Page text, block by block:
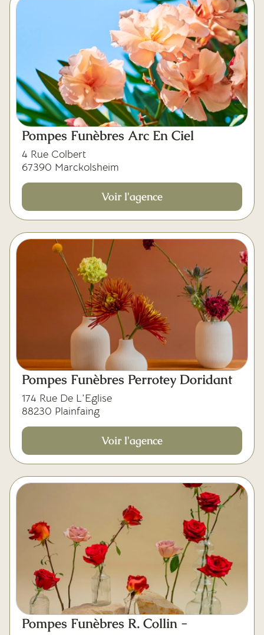
Pompes Funèbres Arc En Ciel
4 Rue Colbert
67390 Marckolsheim
Voir l'agence
Pompes Funèbres Perrotey Doridant
174 Rue De L'Eglise
88230 Plainfaing
Voir l'agence
Pompes Funèbres R. Collin -